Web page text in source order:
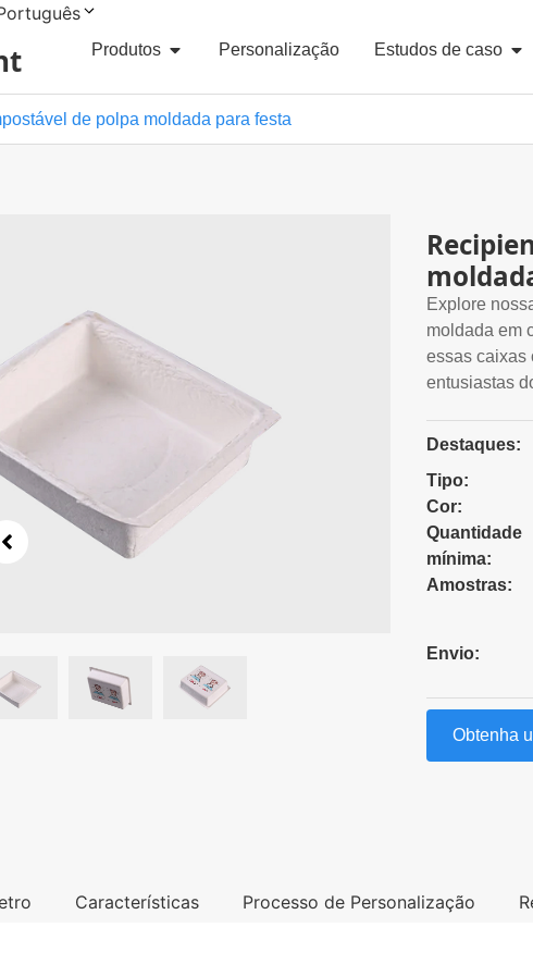
Produtos Personalização Estudos de caso
de polpa moldada para festa
Explore
moldada em
essas caixas
entusiastas
Destaques:
Tipo:
Cor:
Quantidade
mínima:
Amostras:
Envio:
Obtenha
Características Processo de Personalização